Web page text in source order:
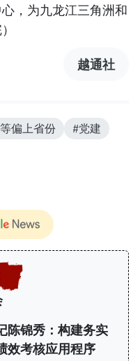
，为九龙江三角洲和
越通社
偏上省份
#党建
陈锦秀：构建务实
效考核应用程序